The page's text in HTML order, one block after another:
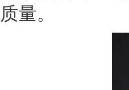
质量。